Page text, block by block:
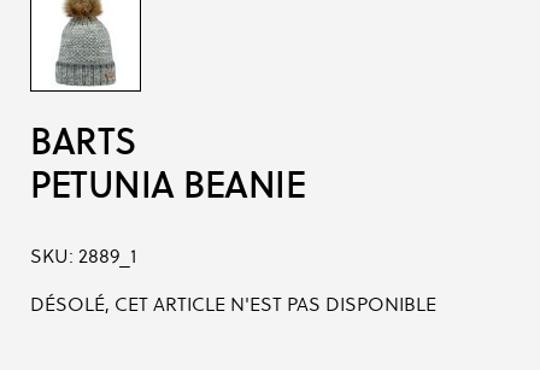
BARTS
PETUNIA BEANIE
SKU: 2889_1
DÉSOLÉ, CET ARTICLE N'EST PAS DISPONIBLE